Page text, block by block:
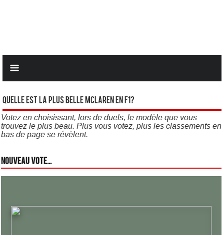
Quelle est la plus belle Mclaren en F1?
Votez en choisissant, lors de duels, le modèle que vous
trouvez le plus beau. Plus vous votez, plus les classements en
bas de page se révèlent.
Nouveau vote...